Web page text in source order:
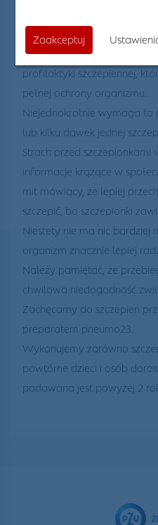
niemowlęta, dzieci i osoby w
W Centrum Medycznym
profilaktyki szczepiennej,
pełnej ochrony organizmu.
Niejednokrotnie wymaga to
lub kilku dawek jednej
Strach przed szczepionkami
informacje krążące w
mit mówiący, że lepiej
szczepić, bo szczepionki
Niestety nie ma nic bardziej
organizm znacznie lepiej
Należy pamiętać, że
chwilowa niedogodność
Zachęcamy do szczepień
preparatem pneumo23.
Wykonujemy zarówno
powtórne dzieci i osób
podawana jest powyżej 2
Zaakceptuj